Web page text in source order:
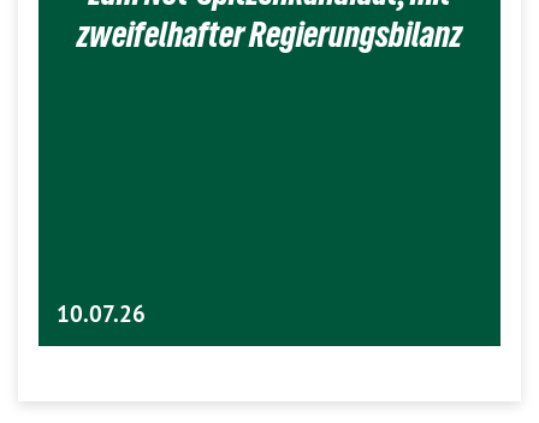
zweifelhafter Regierungsbilanz
10.07.26